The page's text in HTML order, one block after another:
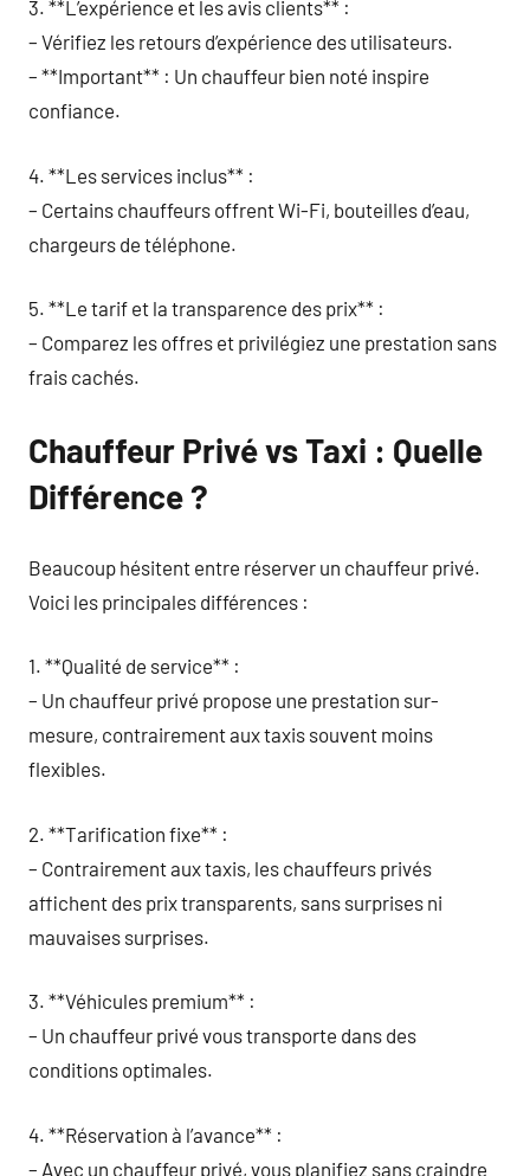
3. **L’expérience et les avis clients** :
– Vérifiez les retours d’expérience des utilisateurs.
– **Important** : Un chauffeur bien noté inspire
confiance.
4. **Les services inclus** :
– Certains chauffeurs offrent Wi-Fi, bouteilles d’eau,
chargeurs de téléphone.
5. **Le tarif et la transparence des prix** :
– Comparez les offres et privilégiez une prestation sans
frais cachés.
Chauffeur Privé vs Taxi : Quelle
Différence ?
Beaucoup hésitent entre réserver un chauffeur privé.
Voici les principales différences :
1. **Qualité de service** :
– Un chauffeur privé propose une prestation sur-
mesure, contrairement aux taxis souvent moins
flexibles.
2. **Tarification fixe** :
– Contrairement aux taxis, les chauffeurs privés
affichent des prix transparents, sans surprises ni
mauvaises surprises.
3. **Véhicules premium** :
– Un chauffeur privé vous transporte dans des
conditions optimales.
4. **Réservation à l’avance** :
– Avec un chauffeur privé, vous planifiez sans craindre